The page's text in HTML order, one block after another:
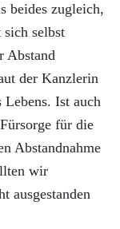
beides zugleich,
selbst
Abstand
der Kanzlerin
Lebens. Ist auch
für die
Abstandnahme
wir
ausgestanden